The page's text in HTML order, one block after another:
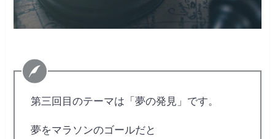
第三回目のテーマは「夢の発見」です。
夢をマラソンのゴールだと